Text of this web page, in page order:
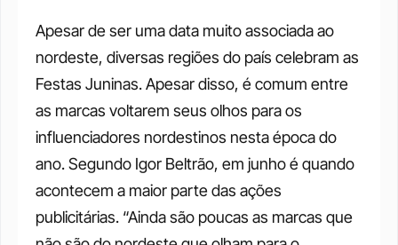
Apesar de ser uma data muito associada ao
nordeste, diversas regiões do país celebram as
Festas Juninas. Apesar disso, é comum entre
as marcas voltarem seus olhos para os
influenciadores nordestinos nesta época do
ano. Segundo Igor Beltrão, em junho é quando
acontecem a maior parte das ações
publicitárias. “Ainda são poucas as marcas que